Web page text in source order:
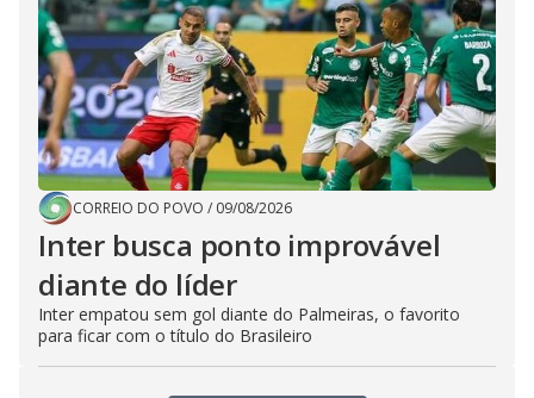
CORREIO DO POVO / 09/08/2026
Inter busca ponto improvável
diante do líder
Inter empatou sem gol diante do Palmeiras, o favorito
para ficar com o título do Brasileiro